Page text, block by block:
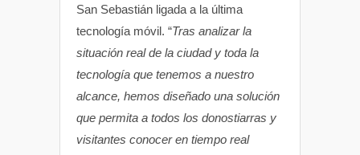
San Sebastián ligada a la última
tecnología móvil. “Tras analizar la
situación real de la ciudad y toda la
tecnología que tenemos a nuestro
alcance, hemos diseñado una solución
que permita a todos los donostiarras y
visitantes conocer en tiempo real